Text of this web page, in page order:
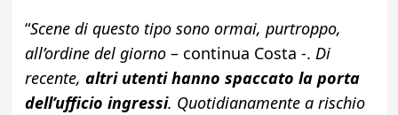
“Scene di questo tipo sono ormai, purtroppo,
all’ordine del giorno– continua Costa -. Di
recente, altri utenti hanno spaccato la porta
dell’ufficio ingressi. Quotidianamente a rischio